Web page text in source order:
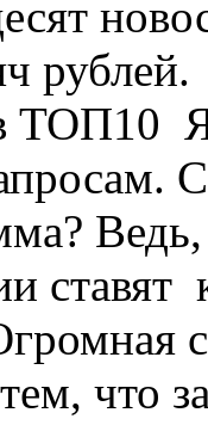
ТОП10
ставят
что